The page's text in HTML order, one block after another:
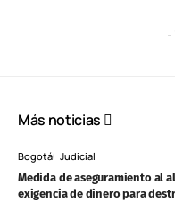
-
Más noticias
Bogotá Judicial
Medida de aseguramiento al
exigencia de dinero para